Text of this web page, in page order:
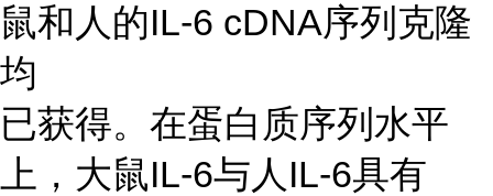
鼠和人的IL-6 cDNA序列克隆
均
已获得。在蛋白质序列水平
上，大鼠IL-6与人IL-6具有